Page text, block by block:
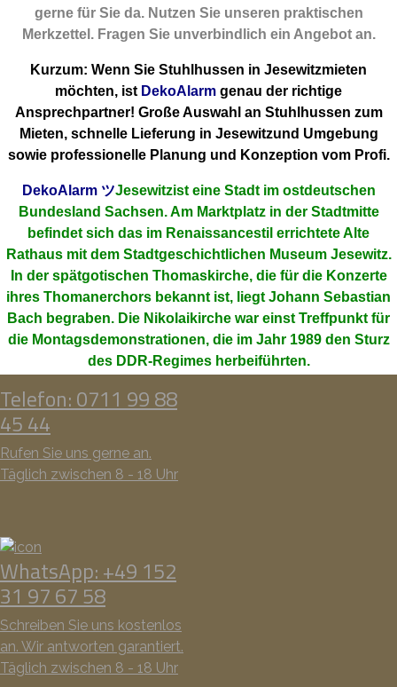
gerne für Sie da. Nutzen Sie unseren praktischen
Merkzettel. Fragen Sie unverbindlich ein Angebot an.
Kurzum: Wenn Sie Stuhlhussen in Jesewitzmieten
möchten, ist DekoAlarm genau der richtige
Ansprechpartner! Große Auswahl an Stuhlhussen zum
Mieten, schnelle Lieferung in Jesewitzund Umgebung
sowie professionelle Planung und Konzeption vom Profi.
DekoAlarm ツJesewitzist eine Stadt im ostdeutschen
Bundesland Sachsen. Am Marktplatz in der Stadtmitte
befindet sich das im Renaissancestil errichtete Alte
Rathaus mit dem Stadtgeschichtlichen Museum Jesewitz.
In der spätgotischen Thomaskirche, die für die Konzerte
ihres Thomanerchors bekannt ist, liegt Johann Sebastian
Bach begraben. Die Nikolaikirche war einst Treffpunkt für
die Montagsdemonstrationen, die im Jahr 1989 den Sturz
des DDR-Regimes herbeiführten.
Telefon: 0711 99 88
45 44
Rufen Sie uns gerne an.
Täglich zwischen 8 - 18 Uhr
WhatsApp: +49 152
31 97 67 58
Schreiben Sie uns kostenlos
an. Wir antworten garantiert.
Täglich zwischen 8 - 18 Uhr